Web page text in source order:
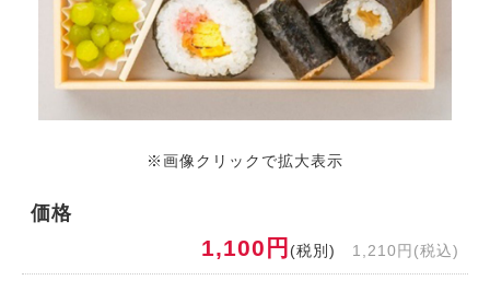
※画像クリックで拡大表示
価格
1,100円 (税別) 1,210円(税込)